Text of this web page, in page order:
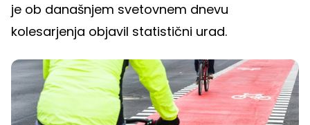
je ob današnjem svetovnem dnevu
kolesarjenja objavil statistični urad.